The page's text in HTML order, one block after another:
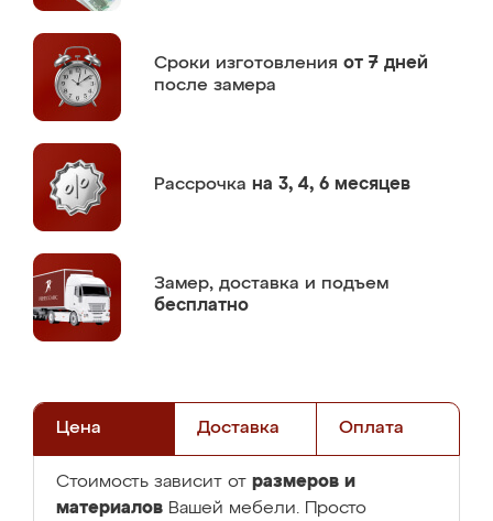
Сроки изготовления от 7 дней
после замера
Рассрочка на 3, 4, 6 месяцев
Замер, доставка и подъем
бесплатно
Цена Доставка Оплата
Стоимость зависит от размеров и
материалов Вашей мебели. Просто